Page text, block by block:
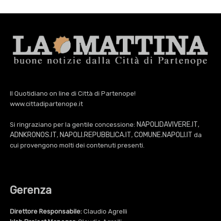
Il Quotidiano on line di Città di Partenope!
www.cittadipartenope.it
Si ringraziano per la gentile concessione: NAPOLIDAVIVERE.IT,
ADNKRONOS.IT, NAPOLI.REPUBBLICA.IT, COMUNE.NAPOLI.IT da
cui provengono molti dei contenuti presenti.
Gerenza
Direttore Responsabile: Claudio Agrelli